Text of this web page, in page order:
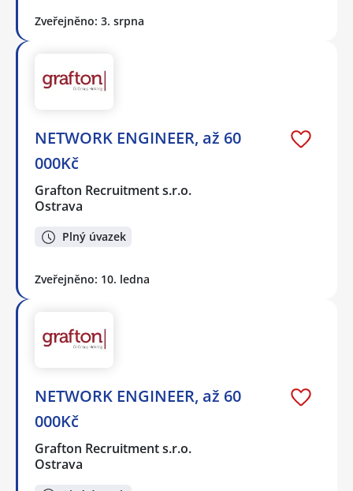
Zveřejněno: 3. srpna
NETWORK ENGINEER, až 60
000Kč
Grafton Recruitment s.r.o.
Ostrava
Plný úvazek
Zveřejněno: 10. ledna
NETWORK ENGINEER, až 60
000Kč
Grafton Recruitment s.r.o.
Ostrava